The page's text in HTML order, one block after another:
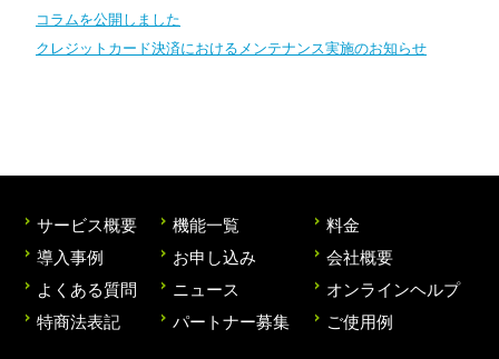
コラムを公開しました
クレジットカード決済におけるメンテナンス実施のお知らせ
サービス概要
導入事例
よくある質問
特商法表記
機能一覧
お申し込み
ニュース
パートナー募集
料金
会社概要
オンラインヘルプ
ご使用例